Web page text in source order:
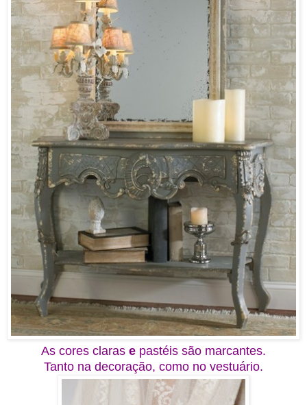
As cores clarasepastéis são marcantes.
Tanto na decoração, como no vestuário.